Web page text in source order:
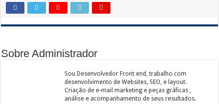
Sobre Administrador
Sou Desenvolvedor Front end, trabalho com
desenvolvimento de Websites, SEO, e layout.
Criação de e-mail marketing e peças gráficas ,
análise e acompanhamento de seus resultados.